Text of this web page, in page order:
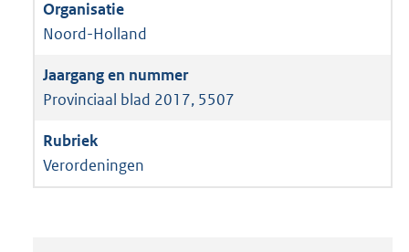
Noord-Holland
Provinciaal blad 2017, 5507
Verordeningen